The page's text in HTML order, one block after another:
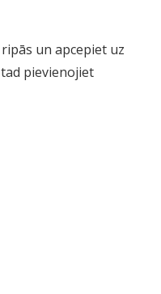
un apcepiet uz
pievienojiet